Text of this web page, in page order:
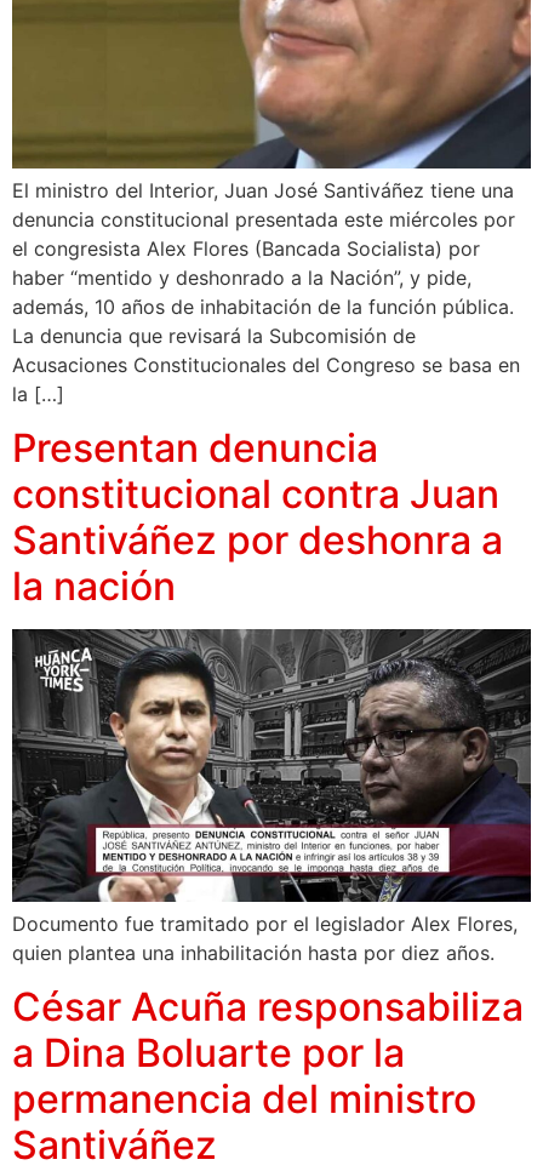
El ministro del Interior, Juan José Santiváñez tiene una
denuncia constitucional presentada este miércoles por
el congresista Alex Flores (Bancada Socialista) por
haber “mentido y deshonrado a la Nación”, y pide,
además, 10 años de inhabitación de la función pública.
La denuncia que revisará la Subcomisión de
Acusaciones Constitucionales del Congreso se basa en
la […]
Presentan denuncia
constitucional contra Juan
Santiváñez por deshonra a
la nación
Documento fue tramitado por el legislador Alex Flores,
quien plantea una inhabilitación hasta por diez años.
César Acuña responsabiliza
a Dina Boluarte por la
permanencia del ministro
Santiváñez